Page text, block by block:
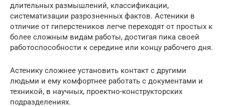
длительных размышлений, классификации,
систематизации разрозненных фактов. Астеники в
отличие от гиперстеников легче переходят от простых к
более сложным видам работы, достигая пика своей
работоспособности к середине или концу рабочего дня.
Астенику сложнее установить контакт с другими
людьми и ему комфортнее работать с документами и
техникой, в научных, проектно-конструкторских
подразделениях.